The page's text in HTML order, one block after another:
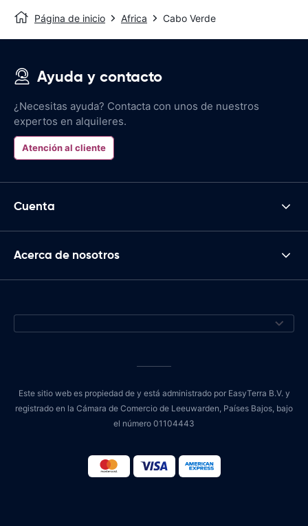
Página de inicio Africa Cabo Verde
Ayuda y contacto
¿Necesitas ayuda? Contacta con unos de nuestros
expertos en alquileres.
Atención al cliente
Cuenta
Acerca de nosotros
Este sitio web es propiedad de y está administrado por EasyTerra B.V. y
registrado en la Cámara de Comercio de Leeuwarden, Países Bajos, bajo
el número 01104443